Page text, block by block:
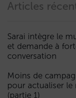
Articles
Sarai intègre le
et demande à
conversation
Moins de
pour actualiser
(partie 1)